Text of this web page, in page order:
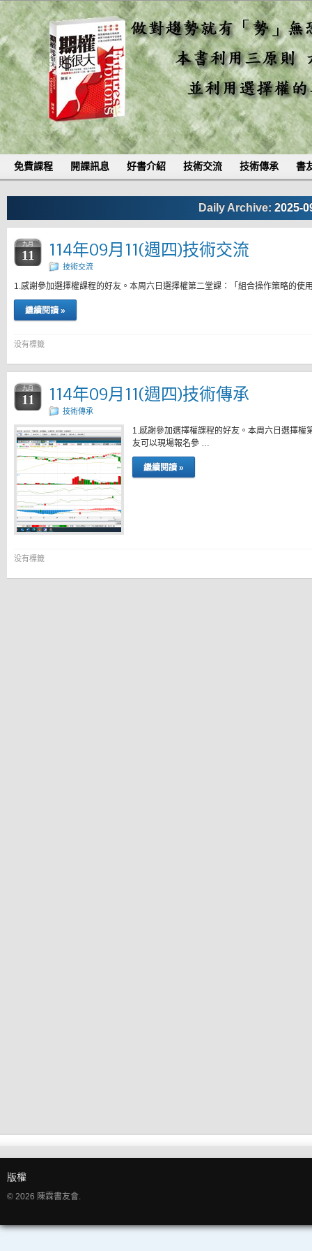
免費課程 開課訊息 好書介紹 技術交流 技術傳承 書
Daily Archive: 2025-
九月
11 114年09月11(週四)技術交流
技術交流
1.感謝參加選擇權課程的好友。本周六日選擇權第二堂課：「組合操作策略的
繼續閱讀 »
没有標籤
九月
11 114年09月11(週四)技術傳承
技術傳承
1.感謝參加選擇權課程的好友。本周六日選擇
友可以現場報名參 …
繼續閱讀 »
没有標籤
版權
© 2026 陳霖書友會.